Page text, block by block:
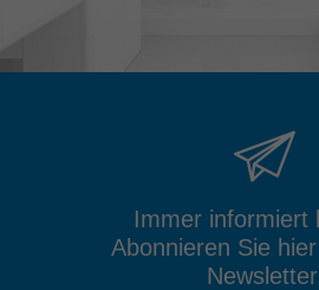
Immer informiert
Abonnieren Sie